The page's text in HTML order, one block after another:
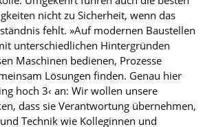
nicht zu Sicherheit, wenn das
fehlt. »Auf modernen Baustellen
unterschiedlichen Hintergründen
Maschinen bedienen, Prozesse
Lösungen finden. Genau hier
hoch 3‹ an: Wir wollen unsere
dass sie Verantwortung übernehmen,
Technik wie Kolleginnen und